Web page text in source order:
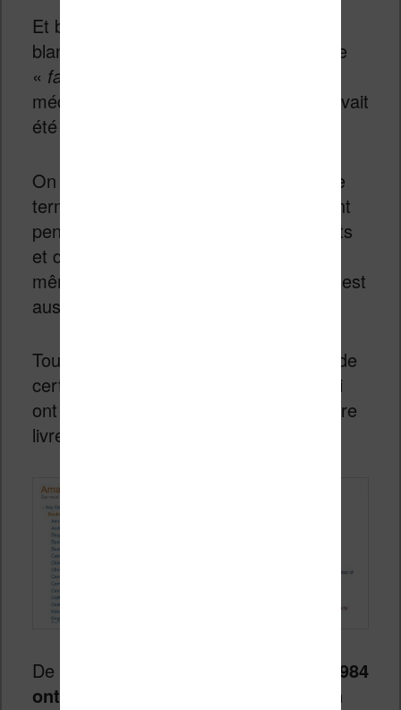
Et bien tout simplement car la maison
blanche américaine a utilisé le terme de
« fait alternatif
médias que l’investiture de Mr Trump avait
été un succès.
On sait tous qu’un fait est un fait. Or, le
terme de «
» fait fortement
penser à une volonté de falsifier les faits
et de
même si l’hypothèse de la maladresse est
aussi plausible.(
Tout ceci a donc mis la puce à l’oreille de
certains observateurs et opposants qui
ont fait le rapprochement avec le célèbre
livre de George Orwell, 1984.
De fil en aiguille,
les ventes du livre 1984
ont explosé pour devenir numéro un